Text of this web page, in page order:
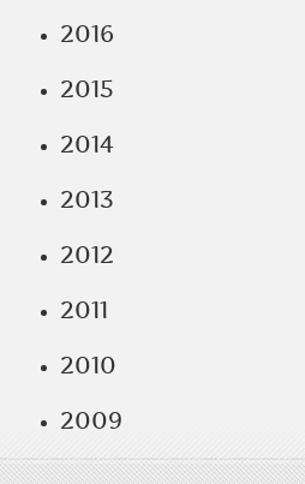
2016
2015
2014
2013
2012
2011
2010
2009